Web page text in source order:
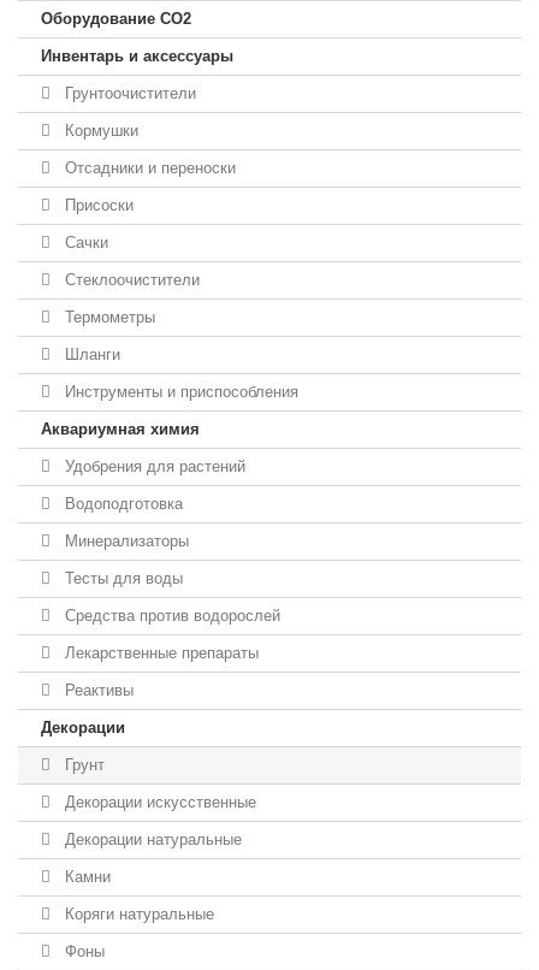
Оборудование CO2
Инвентарь и аксессуары
Грунтоочистители
Кормушки
Отсадники и переноски
Присоски
Сачки
Стеклоочистители
Термометры
Шланги
Инструменты и приспособления
Аквариумная химия
Удобрения для растений
Водоподготовка
Минерализаторы
Тесты для воды
Средства против водорослей
Лекарственные препараты
Реактивы
Декорации
Грунт
Декорации искусственные
Декорации натуральные
Камни
Коряги натуральные
Фоны